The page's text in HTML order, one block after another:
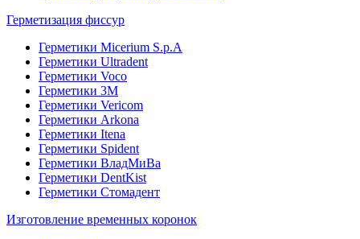
Герметизация фиссур
Герметики Micerium S.p.A
Герметики Ultradent
Герметики Voco
Герметики 3M
Герметики Vericom
Герметики Arkona
Герметики Itena
Герметики Spident
Герметики ВладМиВа
Герметики DentKist
Герметики Стомадент
Изготовление временных коронок